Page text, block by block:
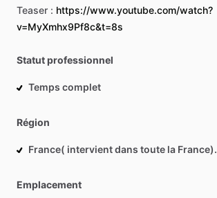
Teaser : https://www.youtube.com/watch?
v=MyXmhx9Pf8c&t=8s
Statut professionnel
Temps complet
Région
France( intervient dans toute la France).
Emplacement